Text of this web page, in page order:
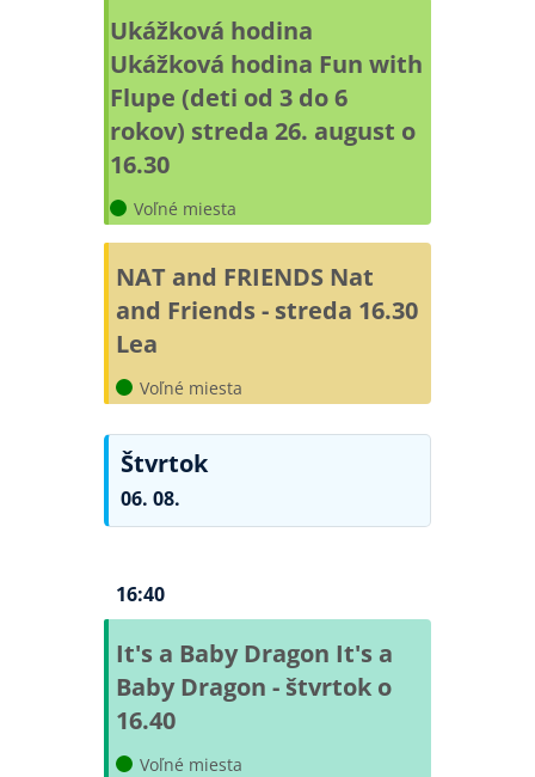
Ukážková hodina
Ukážková hodina Fun with
Flupe (deti od 3 do 6
rokov) streda 26. august o
16.30
Voľné miesta
NAT and FRIENDS Nat
and Friends - streda 16.30
Lea
Voľné miesta
Štvrtok
06. 08.
16:40
It's a Baby Dragon It's a
Baby Dragon - štvrtok o
16.40
Voľné miesta